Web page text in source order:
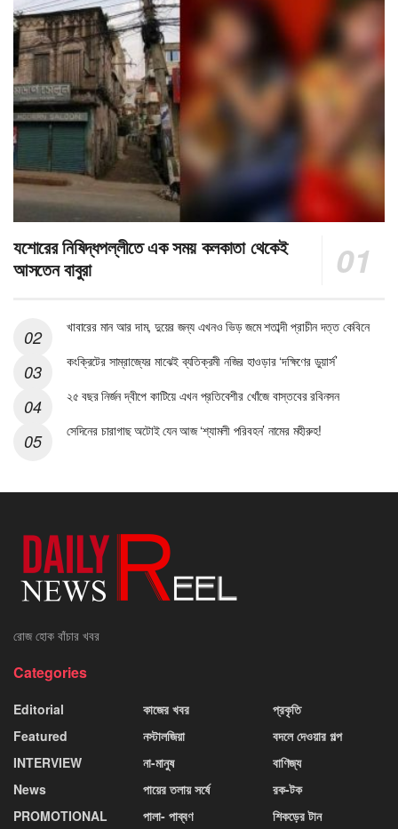
যশোরের নিষিদ্ধপল্লীতে এক সময় কলকাতা থেকেই
আসতেন বাবুরা
খাবারের মান আর দাম, দুয়ের জন্য এখনও ভিড় জমে শতাব্দী প্রাচীন দত্ত কেবিনে
কংক্রিটের সাম্রাজ্যের মাঝেই ব্যতিক্রমী নজির হাওড়ার ‘দক্ষিণের ডুয়ার্স’
২৫ বছর নির্জন দ্বীপে কাটিয়ে এখন প্রতিবেশীর খোঁজে বাস্তবের রবিনসন
সেদিনের চারাগাছ অটোই যেন আজ ‘শ্যামলী পরিবহন’ নামের মহীরুহ!
রোজ হোক বাঁচার খবর
Categories
Editorial
Featured
INTERVIEW
News
PROMOTIONAL
কাজের খবর
নস্টালজিয়া
না-মানুষ
পায়ের তলায় সর্ষে
পালা- পাব্বণ
প্রকৃতি
বদলে দেওয়ার গল্প
বাণিজ্য
রক-টক
শিকড়ের টান